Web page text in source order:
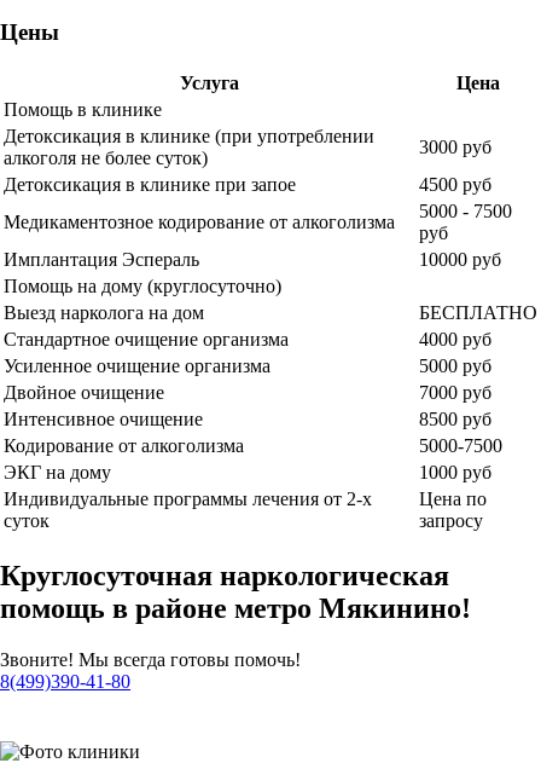
Цены
Услуга
Цена
Помощь в клинике
Детоксикация в клинике (при употреблении
алкоголя не более суток)
3000 руб
Детоксикация в клинике при запое
4500 руб
Медикаментозное кодирование от алкоголизма
5000 - 7500
руб
Имплантация Эспераль
10000 руб
Помощь на дому (круглосуточно)
Выезд нарколога на дом
БЕСПЛАТНО
Стандартное очищение организма
4000 руб
Усиленное очищение организма
5000 руб
Двойное очищение
7000 руб
Интенсивное очищение
8500 руб
Кодирование от алкоголизма
5000-7500
ЭКГ на дому
1000 руб
Индивидуальные программы лечения от 2-х
суток
Цена по
запросу
Круглосуточная наркологическая
помощь в районе метро Мякинино!
Звоните! Мы всегда готовы помочь!
8(499)390-41-80